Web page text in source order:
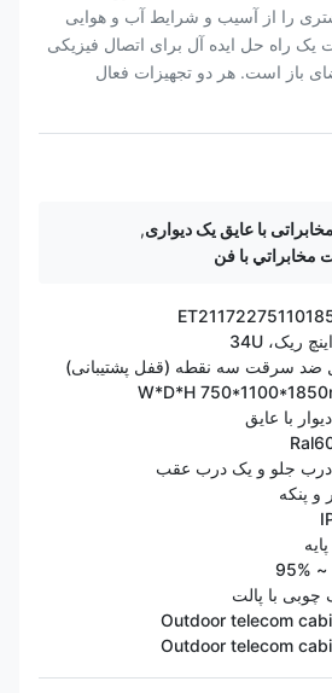
را از آسیب و شرایط آب و هوایی
یک راه حل ایده آل برای اتصال فیزیکی
باز است. هر دو تجهیزات فعال
با عایق یک دیواری,
مخابراتي با فن
ضد سرقت سه نقطه (قفل پشتیبانی)
W*D*H
با عایق
جلو و یک درب عقب
و پنکه
چوبی با پالت
Outdoor telecom
Outdoor telecom